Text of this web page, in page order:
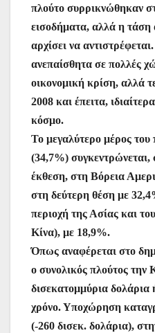
πλούτο συρρικνώθηκαν
εισοδήματα, αλλά η τάση
αρχίσει να
ανεπαίσθητα σε πολλές
οικονομική κρίση, αλλά
2008 και έπειτα,
κόσμο.
Το μεγαλύτερο μέρος
(34,7%)
έκθεση, στη Βόρεια
στη δεύτερη θέση με
περιοχή της Ασίας και
Κίνα), με 18,9%.
Όπως αναφέρεται στο
ο συνολικός πλούτος την
δισεκατομμύρια
χρόνο. Υποχώρηση
(-260 δισεκ. δολάρια),